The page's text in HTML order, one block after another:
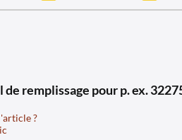
remplissage pour p. ex.
?